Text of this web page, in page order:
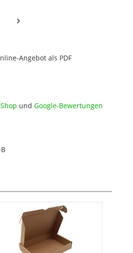
Angebot als PDF
Shop undGoogle-Bewertungen